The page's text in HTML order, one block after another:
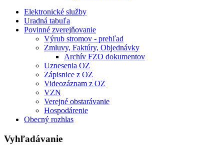
Elektronické služby
Uradná tabuľa
Povinné zverejňovanie
Výrub stromov - prehľad
Zmluvy, Faktúry, Objednávky
Archív FZO dokumentov
Uznesenia OZ
Zápisnice z OZ
Videozáznam z OZ
VZN
Verejné obstarávanie
Hospodárenie
Obecný rozhlas
Vyhľadávanie